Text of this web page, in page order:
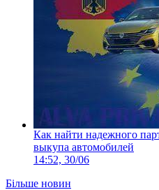
Как найти надежного
выкупа автомобилей
14:52, 30/06
Більше новин